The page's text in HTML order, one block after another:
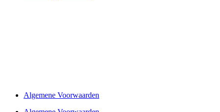
Algemene Voorwaarden